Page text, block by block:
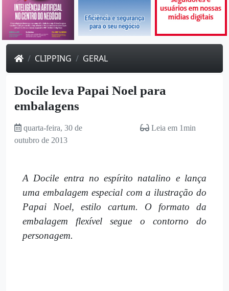
CLIPPING GERAL
Docile leva Papai Noel para
embalagens
quarta-feira, 30 de
outubro de 2013
Leia em 1min
A Docile entra no espírito natalino e lança
uma embalagem especial com a ilustração do
Papai Noel, estilo cartum. O formato da
embalagem flexível segue o contorno do
personagem.